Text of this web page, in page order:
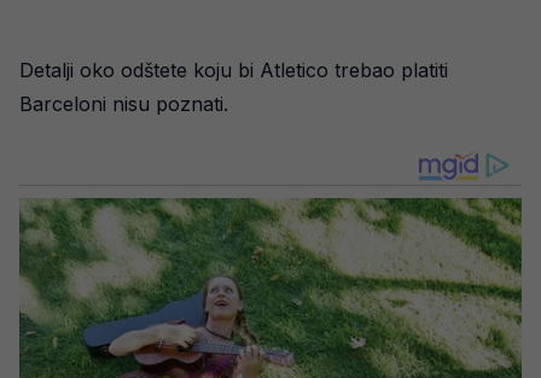
Detalji oko odštete koju bi Atletico trebao platiti
Barceloni nisu poznati.